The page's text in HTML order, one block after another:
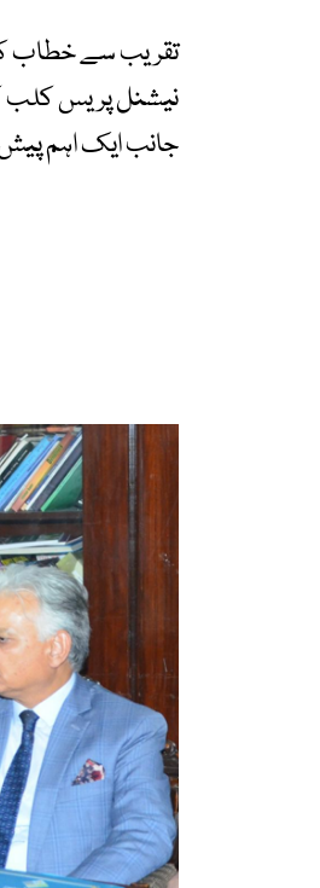
تقریب سے خطاب
نیشنل پریس کلب
جانب ایک اہم